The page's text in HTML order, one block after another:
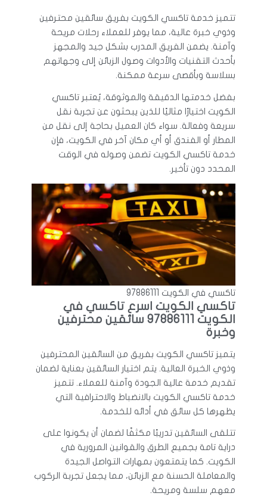
تتميز خدمة تاكسي الكويت بفريق سائقين محترفين
وذوي خبرة عالية، مما يوفر للعملاء رحلات مريحة
وآمنة. يضمن الفريق المدرب بشكل جيد والمجهز
بأحدث التقنيات والأدوات وصول الزبائن إلى وجهاتهم
بسلاسة وبأقصى سرعة ممكنة.
بفضل خدمتها الدقيقة والموثوقة، يُعتبر تاكسي
الكويت اختيارًا مثاليًا للذين يبحثون عن تجربة نقل
سريعة وفعالة. سواء كان العميل بحاجة إلى نقل من
المطار أو الفندق أو أي مكان آخر في الكويت، فإن
خدمة تاكسي الكويت تضمن وصوله في الوقت
المحدد دون تأخير.
تاكسي في الكويت 97886111
تاكسي الكويت اسرع تاكسي في
الكويت 97886111 سائقين محترفين
وخبرة
يتميز تاكسي الكويت بفريق من السائقين المحترفين
وذوي الخبرة العالية. يتم اختيار السائقين بعناية لضمان
تقديم خدمة عالية الجودة وآمنة للعملاء. تتميز
خدمة تاكسي الكويت بالانضباط والاحترافية التي
يظهرها كل سائق في أدائه للخدمة.
تتلقى السائقين تدريبًا مكثفًا لضمان أن يكونوا على
دراية تامة بجميع الطرق والقوانين المرورية في
الكويت. كما يتمتعون بمهارات التواصل الجيدة
والمعاملة الحسنة مع الزبائن، مما يجعل تجربة الركوب
معهم سلسة ومريحة.